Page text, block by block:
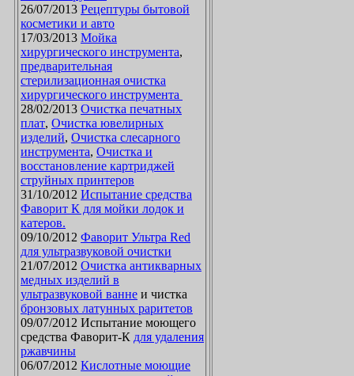
26/07/2013 Рецептуры бытовой
косметики и авто
17/03/2013 Мойка
хирургического инструмента,
предварительная
стерилизационная очистка
хирургического инструмента
28/02/2013 Очистка печатных
плат, Очистка ювелирных
изделий, Очистка слесарного
инструмента, Очистка и
восстановление картриджей
струйных принтеров
31/10/2012 Испытание средства
Фаворит К для мойки лодок и
катеров.
09/10/2012 Фаворит Ультра Red
для ультразвуковой очистки
21/07/2012 Очистка антикварных
медных изделий в
ультразвуковой ванне и чистка
бронзовых латунных раритетов
09/07/2012 Испытание моющего
средства Фаворит-К для удаления
ржавчины
06/07/2012 Кислотные моющие